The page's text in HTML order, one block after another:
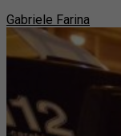
Gabriele Farina